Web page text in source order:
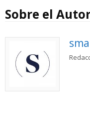
Sobre el